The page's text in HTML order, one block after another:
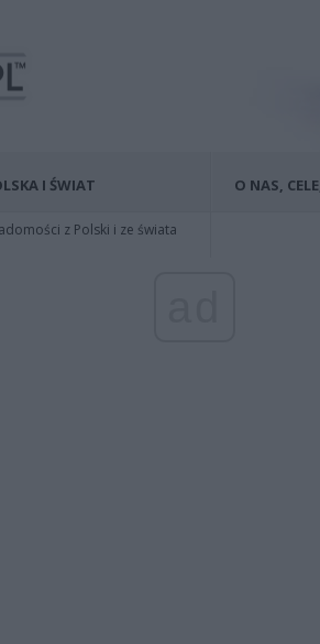
I ŚWIAT
z Polski i ze świata
O NAS,